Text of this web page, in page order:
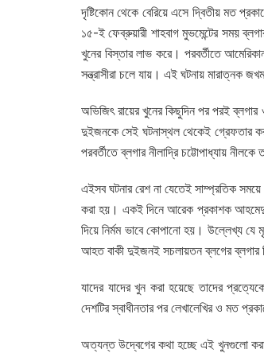
দৃষ্টিকোন থেকে বেরিয়ে এসে দ্বিতীয় মত
১৫-ই ফেব্রুয়ারী শাহবাগ মুভমেন্টের সময়
খুনের বিস্তার লাভ করে। পরবর্তীতে
সন্ত্রাসীরা চলে যায়। এই ঘটনায় মারাত্নক
অভিজিৎ রায়ের খুনের কিছুদিন পর পরই ব্লগার
দুইজনকে সেই ঘটনাস্থল থেকেই গ্রেফতার
পরবর্তীতে ব্লগার নীলাদ্রি চট্টোপাধ্যায়
এইসব ঘটনার রেশ না যেতেই সাম্প্রতিক
করা হয়। একই দিনে আরেক প্রকাশক আহমেদুর
দিয়ে নির্মম ভাবে কোপানো হয়। উল্লেখ্য যে
আহত বাকী দুইজনই সচলায়তন ব্লগের ব্লগার
যাদের যাদের খুন করা হয়েছে তাদের
দেশটির স্বাধীনতার পর লেখালেখির ও মত
অত্যন্ত উদ্বেগের কথা হচ্ছে এই খুনগুলো করা